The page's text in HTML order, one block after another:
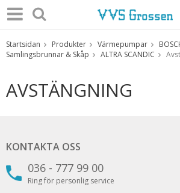
Produkten har blivit tillagd i
Startsidan Produkter Värmepumpar
Samlingsbrunnar & Skåp
ALTRA SCANDIC
AVSTÄNGNING
KONTAKTA OSS
036 - 777 99 00
Ring för personlig service